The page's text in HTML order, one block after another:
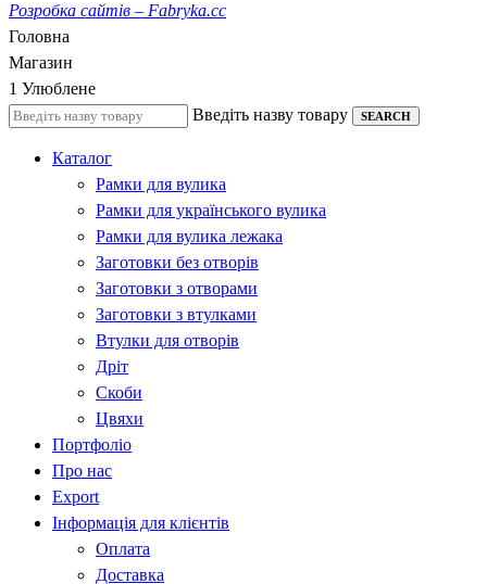
Розробка сайтів – Fabryka.cc
Головна
Магазин
1 Улюблене
Введіть назву товару
SEARCH
Каталог
Рамки для вулика
Рамки для українського вулика
Рамки для вулика лежака
Заготовки без отворів
Заготовки з отворами
Заготовки з втулками
Втулки для отворів
Дріт
Скоби
Цвяхи
Портфоліо
Про нас
Export
Інформація для клієнтів
Оплата
Доставка